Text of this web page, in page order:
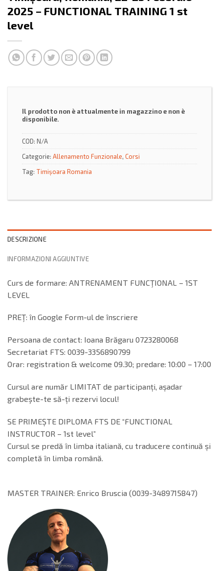
2025 – FUNCTIONAL TRAINING 1 st
level
Il prodotto non è attualmente in magazzino e non è
disponibile.
COD: N/A
Categorie: Allenamento Funzionale, Corsi
Tag: Timișoara Romania
DESCRIZIONE
INFORMAZIONI AGGIUNTIVE
Curs de formare: ANTRENAMENT FUNCŢIONAL – 1ST
LEVEL
PREŢ: în Google Form-ul de înscriere
Persoana de contact: Ioana Brăgaru 0723280068
Secretariat FTS: 0039-3356890799
Orar: registration & welcome 09.30; predare: 10:00 – 17:00
Cursul are număr LIMITAT de participanți, așadar
grabeşte-te să-ți rezervi locul!
SE PRIMEȘTE DIPLOMA FTS DE “FUNCTIONAL
INSTRUCTOR – 1st level”
Cursul se predă în limba italiană, cu traducere continuă și
completă în limba română.
MASTER TRAINER: Enrico Bruscia (0039-3489715847)